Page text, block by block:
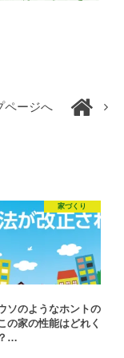
ページへ
家づくり
ソのようなホントの
の家の性能はどれく
…